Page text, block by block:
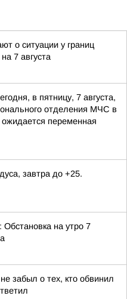
о ситуации у границ
7 августа
в пятницу, 7 августа,
отделения МЧС в
ожидается переменная
завтра до +25.
на утро 7
забыл о тех, кто обвинил